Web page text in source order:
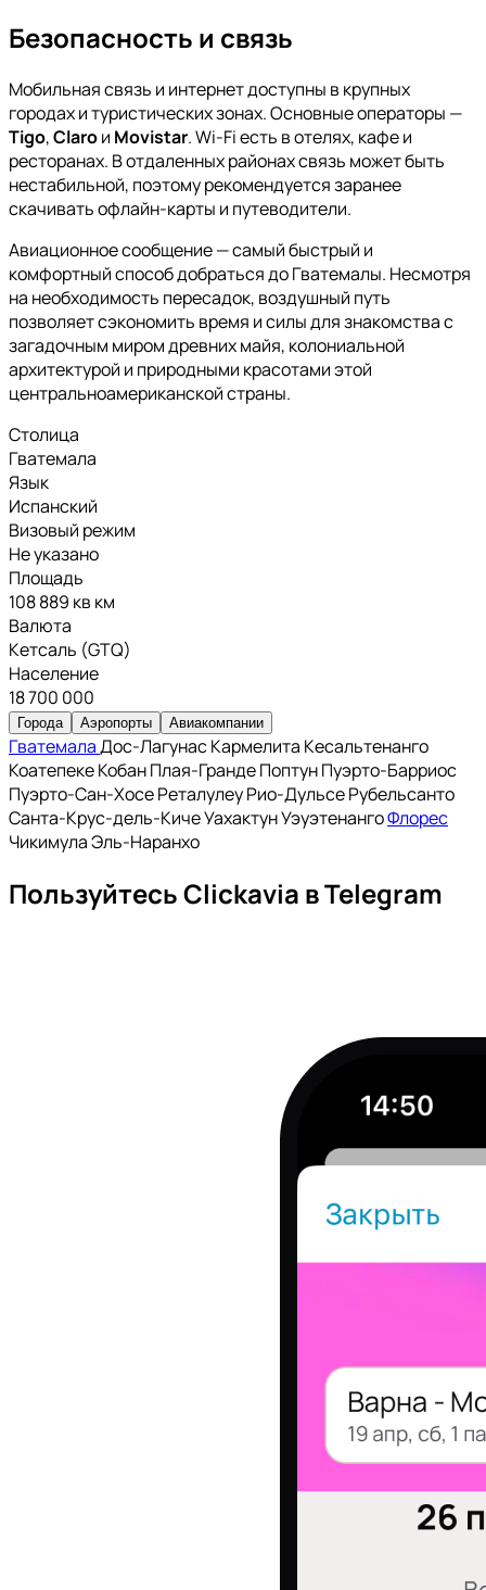
Безопасность и связь
Мобильная связь и интернет доступны в крупных
городах и туристических зонах. Основные операторы —
Tigo,Claroи Movistar. Wi-Fi есть в отелях, кафе и
ресторанах. В отдаленных районах связь может быть
нестабильной, поэтому рекомендуется заранее
скачивать офлайн-карты и путеводители.
Авиационное сообщение — самый быстрый и
комфортный способ добраться до Гватемалы. Несмотря
на необходимость пересадок, воздушный путь
позволяет сэкономить время и силы для знакомства с
загадочным миром древних майя, колониальной
архитектурой и природными красотами этой
центральноамериканской страны.
Столица
Гватемала
Язык
Испанский
Визовый режим
Не указано
Площадь
108 889 кв км
Валюта
Кетсаль (GTQ)
Население
18 700 000
Города Аэропорты Авиакомпании
ГватемалаДос-ЛагунасКармелита Кесальтенанго
КоатепекеКобанПлая-ГрандеПоптунПуэрто-Барриос
Пуэрто-Сан-ХосеРеталулеуРио-ДульсеРубельсанто
Санта-Крус-дель-КичеУахактунУэуэтенангоФлорес
ЧикимулаЭль-Наранхо
Пользуйтесь Clickavia в Telegram